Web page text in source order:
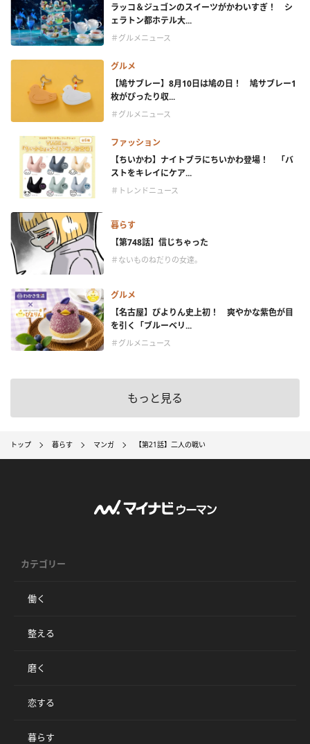
ラッコ＆ジュゴンのスイーツがかわいすぎ！ シ
ェラトン都ホテル大...
＃グルメニュース
グルメ
【鳩サブレー】8月10日は鳩の日！ 鳩サブレー1
枚がぴったり収...
＃グルメニュース
ファッション
【ちいかわ】ナイトブラにちいかわ登場！ 「バ
ストをキレイにケア...
＃トレンドニュース
暮らす
【第748話】信じちゃった
＃ないものねだりの女達。
グルメ
【名古屋】ぴよりん史上初！ 爽やかな紫色が目
を引く「ブルーベリ...
＃グルメニュース
もっと見る
トップ 暮らす マンガ 【第21話】二人の戦い
カテゴリー
働く
整える
磨く
恋する
暮らす